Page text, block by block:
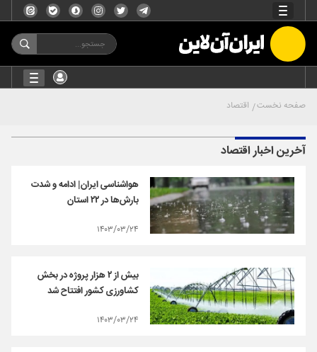
صفحه نخست اقتصاد
آخرین اخبار اقتصاد
هواشناسی ایران| ادامه و شدت
بارش‌ها در ۲۲ استان
۱۴۰۳/۰۳/۲۴
بیش از ۲ هزار پروژه در بخش
کشاورزی کشور افتتاح شد
۱۴۰۳/۰۳/۲۴